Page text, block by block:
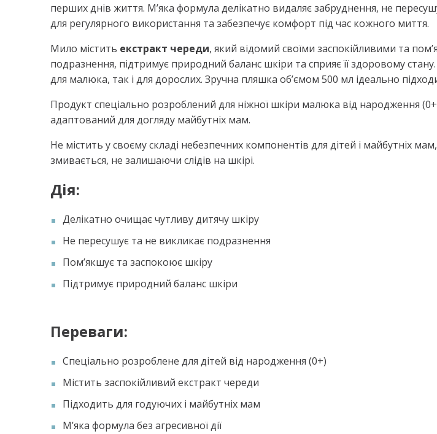
перших днів життя. М’яка формула делікатно видаляє забруднення, не
для регулярного використання та забезпечує комфорт під час кожного миття.
Мило містить екстракт череди, який відомий своїми заспокійливими та
подразнення, підтримує природний баланс шкіри та сприяє її здоровому
для малюка, так і для дорослих. Зручна пляшка об’ємом 500 мл ідеально
Продукт спеціально розроблений для ніжної шкіри малюка від народження
адаптований для догляду майбутніх мам.
Не містить у своєму складі небезпечних компонентів для дітей і майбутніх
змивається, не залишаючи слідів на шкірі.
Дія:
Делікатно очищає чутливу дитячу шкіру
Не пересушує та не викликає подразнення
Пом’якшує та заспокоює шкіру
Підтримує природний баланс шкіри
Переваги:
Спеціально розроблене для дітей від народження (0+)
Містить заспокійливий екстракт череди
Підходить для годуючих і майбутніх мам
М’яка формула без агресивної дії